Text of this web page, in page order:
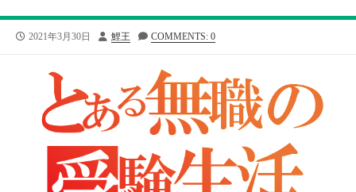
公
2021年3月30日
投
鯉王 COMMENTS: 0